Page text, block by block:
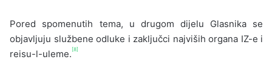
Pored spomenutih tema, u drugom dijelu Glasnika se
objavljuju službene odluke i zaključci najviših organa IZ-e i
reisu-l-uleme. [8]